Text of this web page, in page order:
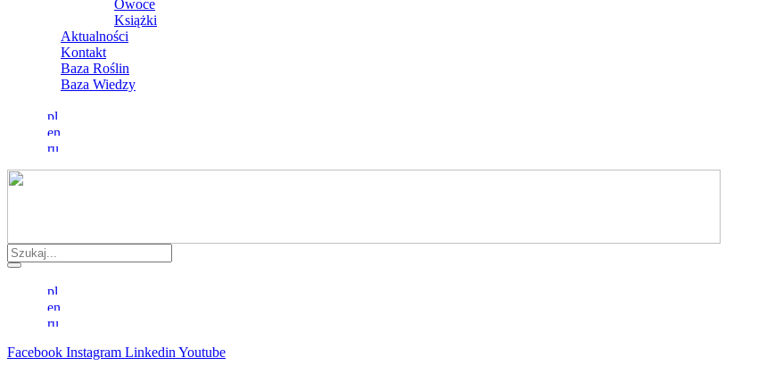
Owoce
Książki
Aktualności
Kontakt
Baza Roślin
Baza Wiedzy
Facebook Instagram Linkedin Youtube